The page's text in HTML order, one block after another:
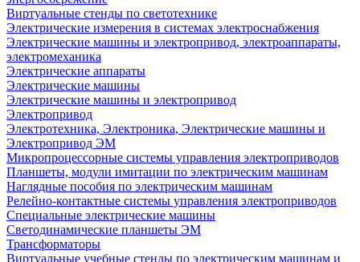
Виртуальные стенды по светотехнике
Электрические измерения в системах электроснабжения
Электрические машины и электропривод, электроаппараты,
электромеханика
Электрические аппараты
Электрические машины
Электрические машины и электропривод
Электропривод
Электротехника, Электроника, Электрические машины и
Электропривод ЭМ
Микропроцессорные системы управления электроприводов
Планшеты, модули имитации по электрическим машинам
Наглядные пособия по электрическим машинам
Релейно-контактные системы управления электроприводов
Специальные электрические машины
Светодинамические планшеты ЭМ
Трансформаторы
Виртуальные учебные стенды по электрическим машинам и